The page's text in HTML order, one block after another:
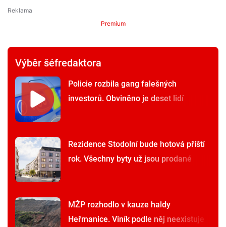
Premium
Výběr šéfredaktora
Policie rozbila gang falešných
investorů. Obviněno je deset lidí
Rezidence Stodolní bude hotová příští
rok. Všechny byty už jsou prodané
MŽP rozhodlo v kauze haldy
Heřmanice. Viník podle něj neexistuje